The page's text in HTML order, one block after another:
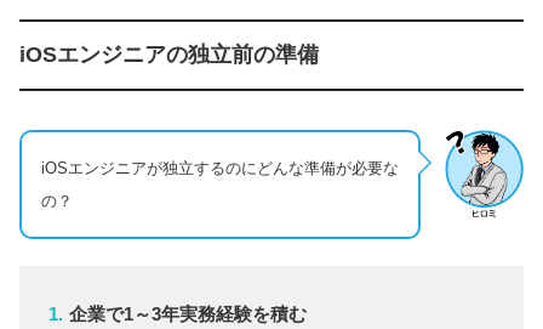
iOSエンジニアの独立前の準備
iOSエンジニアが独立するのにどんな準備が必要な
の？
企業で1～3年実務経験を積む